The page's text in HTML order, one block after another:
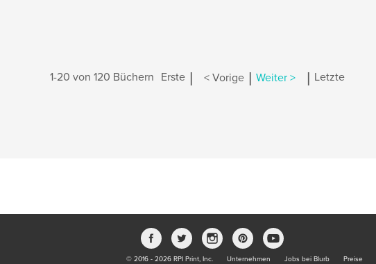
1-20 von 120 Büchern Erste < Vorige Weiter > Letzte
© 2016 - 2026 RPI Print, Inc. Unternehmen Jobs bei Blurb Preise